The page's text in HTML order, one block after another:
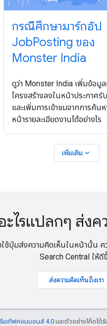
กรณีศึกษามาร์กอัป
JobPosting ของ
Monster India
ดูว่า Monster India เพิ่มข้อมู
โครงสร้างลงในหน้าประกาศรั
และเพิ่มการเข้าชมจากการค้นห
หน้ารายละเอียดงานได้อย่างไร
เพิ่มเติมexpand_more
ไรแปลกๆ ส่งค
ใช้ปุ่มส่งความคิดเห็นในหน้านั้น
Search Central ให้ดี
ส่งความคิดเห็นถึงเรา
เอทีฟคอมมอนส์ 4.0 และตัวอย่างโค้ดได้